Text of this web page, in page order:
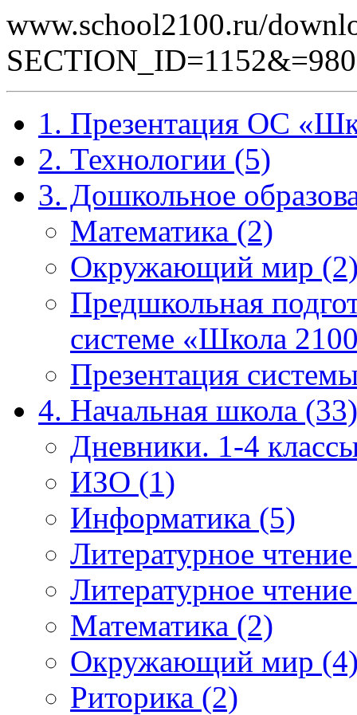
www.school2100.ru/
1. Презентация ОС
2. Технологии (5)
3. Дошкольное
Математика (2)
Окружающий мир
Предшкольная
системе «Школа
Презентация
4. Начальная школа (33)
Дневники. 1-4
ИЗО (1)
Информатика (5)
Литературное
Литературное
Математика (2)
Окружающий мир
Риторика (2)